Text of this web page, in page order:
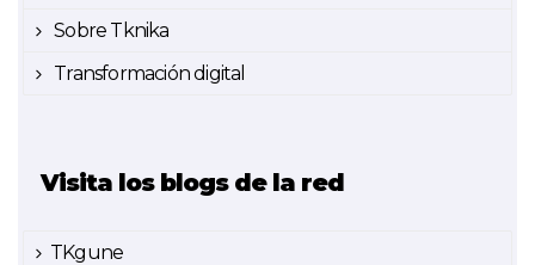
Sobre Tknika
Transformación digital
Visita los blogs de la red
TKgune